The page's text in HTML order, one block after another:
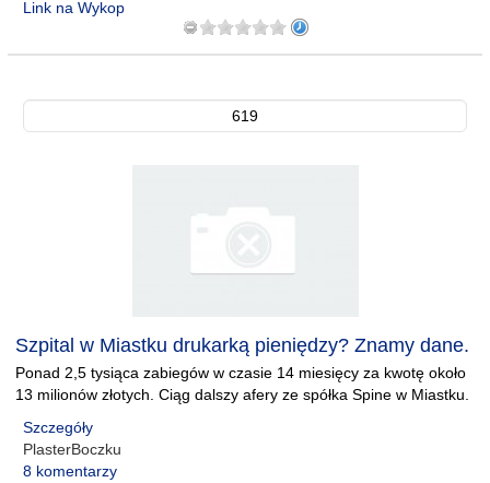
Link na Wykop
619
Szpital w Miastku drukarką pieniędzy? Znamy dane.
Ponad 2,5 tysiąca zabiegów w czasie 14 miesięcy za kwotę około
13 milionów złotych. Ciąg dalszy afery ze spółka Spine w Miastku.
Szczegóły
PlasterBoczku
8 komentarzy